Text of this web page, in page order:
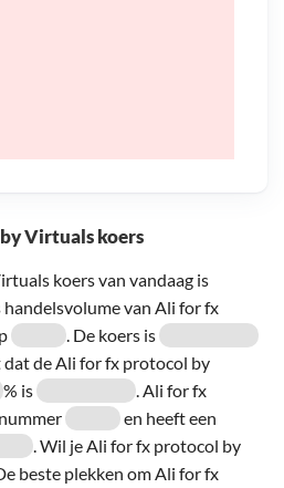
Virtuals koers
koers van vandaag is
handelsvolume van Ali for fx
. De koers is
dat de Ali for fx protocol by
% is
. Ali for fx
en heeft een
. Wil je Ali for fx protocol by
beste plekken om Ali for fx